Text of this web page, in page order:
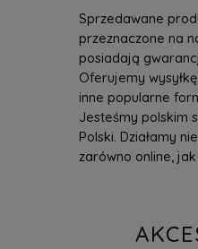
Sprzedawane
przeznaczone na
posiadają
Oferujemy
inne popularne
Jesteśmy polskim
Polski. Działamy
zarówno online,